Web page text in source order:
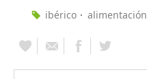
ibérico
alimentación